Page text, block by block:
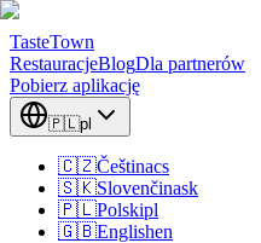
TasteTown
RestauracjeBlogDla partnerów
Pobierz aplikację
🇵🇱pl
🇨🇿Češtinacs
🇸🇰Slovenčinask
🇵🇱Polskipl
🇬🇧Englishen